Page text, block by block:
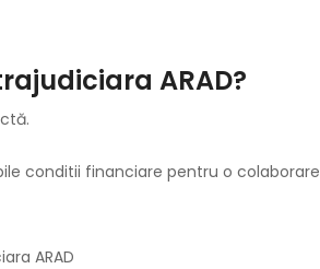
ARAD?
conditii financiare pentru o colaborare
ARAD